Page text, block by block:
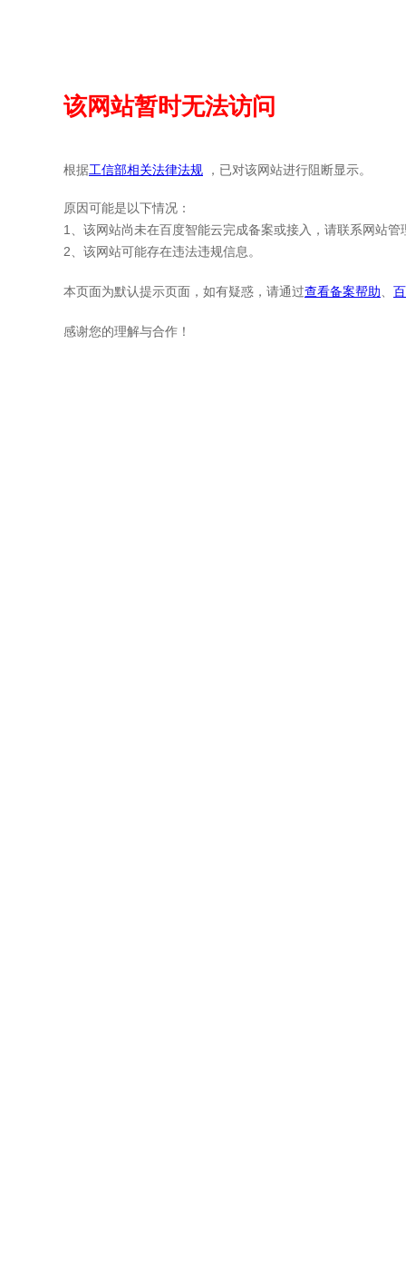
该网站暂时无法访问
根据工信部相关法律法规 ，已对该网站进行阻断显示。
原因可能是以下情况：
1、该网站尚未在百度智能云完成备案或接入，请联系网站管
2、该网站可能存在违法违规信息。
本页面为默认提示页面，如有疑惑，请通过查看备案帮助
感谢您的理解与合作！